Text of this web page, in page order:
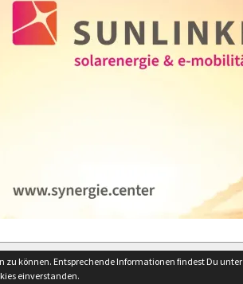
zu können. Entsprechende Informationen findest Du unter
einverstanden.